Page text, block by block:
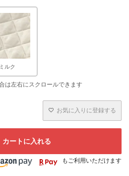
ミルク
お気に入りに登録する
カートに入れる
もご利用いただけます